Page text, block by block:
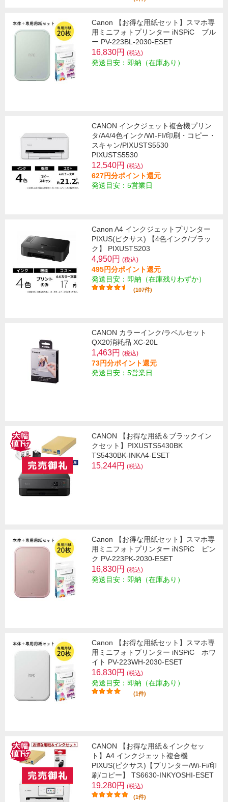
Canon 【お得な用紙セット】スマホ専
用ミニフォトプリンター iNSPiC ブル
ー PV-223BL-2030-ESET
16,830円 (税込)
発送目安：即納（在庫あり）
CANON インクジェット複合機プリン
タ/A4/4色インク/WI-FI/印刷・コピー・
スキャン/PIXUSTS5530
PIXUSTS5530
12,540円 (税込)
627円分ポイント還元
発送目安：5営業日
Canon A4 インクジェットプリンター
PIXUS(ピクサス) 【4色インク/ブラッ
ク】 PIXUSTS203
4,950円 (税込)
495円分ポイント還元
発送目安：即納（在庫残りわずか）
(107件)
CANON カラーインク/ラベルセット
QX20消耗品 XC-20L
1,463円 (税込)
73円分ポイント還元
発送目安：5営業日
CANON 【お得な用紙＆ブラックイン
クセット】PIXUSTS5430BK
TS5430BK-INKA4-ESET
15,244円 (税込)
Canon 【お得な用紙セット】スマホ専
用ミニフォトプリンター iNSPiC ピン
ク PV-223PK-2030-ESET
16,830円 (税込)
発送目安：即納（在庫あり）
Canon 【お得な用紙セット】スマホ専
用ミニフォトプリンター iNSPiC ホワ
イト PV-223WH-2030-ESET
16,830円 (税込)
発送目安：即納（在庫あり）
(1件)
CANON 【お得な用紙＆インクセッ
ト】A4 インクジェット複合機
PIXUS(ピクサス)【プリンター/Wi-Fi/印
刷/コピー】 TS6630-INKYOSHI-ESET
19,280円 (税込)
(1件)